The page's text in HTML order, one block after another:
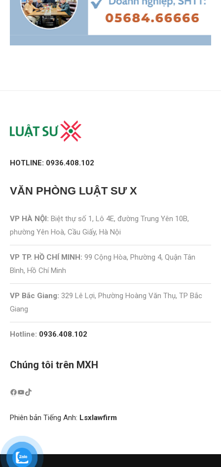
HOTLINE: 0936.408.102
VĂN PHÒNG LUẬT SƯ X
VP HÀ NỘI: Biệt thự số 1, Lô 4E, đường Trung Yên 10B,
phường Yên Hoà, Cầu Giấy, Hà Nội
VP TP. HỒ CHÍ MINH: 99 Cộng Hòa, Phường 4, Quận Tân
Bình, Hồ Chí Minh
VP Bắc Giang: 329 Lê Lợi, Phường Hoàng Văn Thụ, TP Bắc
Giang
Hotline: 0936.408.102
Chúng tôi trên MXH
Phiên bản Tiếng Anh: Lsxlawfirm